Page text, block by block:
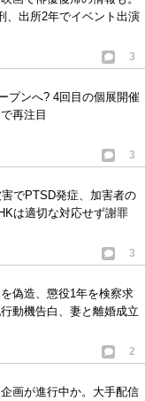
、出所2年でイベント出演
3
プンへ? 4回目の個展開催
再注目
3
でPTSD発症、加害者の
は適切な対応せず謝罪
3
偽造、懲役1年を検察求
動機告白、妻と離婚成立
2
画が進行中か。大手配信